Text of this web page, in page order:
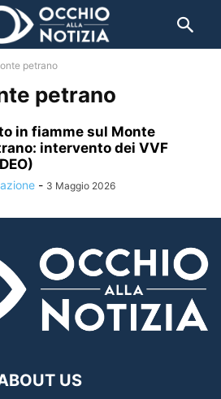
petrano
petrano
in fiamme sul Monte
intervento dei VVF
- 3 Maggio 2026
US